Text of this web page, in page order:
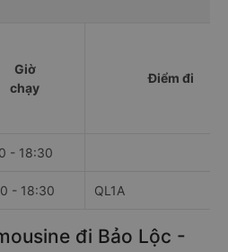
Giờ
chạy
Điểm đi
- 18:30
- 18:30 QL1A
đi Bảo Lộc -